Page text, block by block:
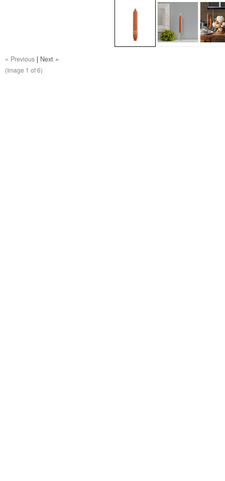
« Previous | Next »
(Image 1 of 6)